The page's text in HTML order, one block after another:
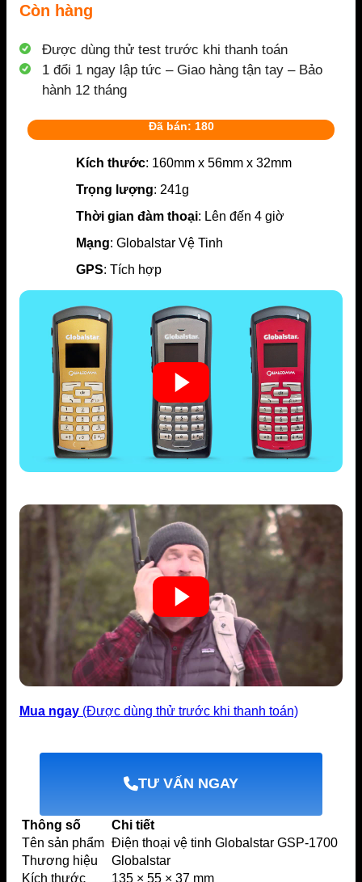
Còn hàng
Được dùng thử test trước khi thanh toán
1 đổi 1 ngay lập tức – Giao hàng tận tay – Bảo
hành 12 tháng
Đã bán: 180
Kích thước: 160mm x 56mm x 32mm
Trọng lượng: 241g
Thời gian đàm thoại: Lên đến 4 giờ
Mạng: Globalstar Vệ Tinh
GPS: Tích hợp
Mua ngay (Được dùng thử trước khi thanh toán)
TƯ VẤN NGAY
Thông số
Chi tiết
Tên sản phẩm Điện thoại vệ tinh Globalstar GSP-1700
Thương hiệu
Globalstar
Kích thước
135 × 55 × 37 mm